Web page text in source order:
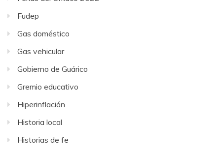
Fudep
Gas doméstico
Gas vehicular
Gobierno de Guárico
Gremio educativo
Hiperinflación
Historia local
Historias de fe